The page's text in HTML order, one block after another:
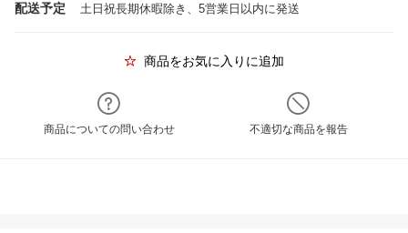
配送予定 土日祝長期休暇除き、5営業日以内に発送
商品をお気に入りに追加
商品についての問い合わせ 不適切な商品を報告